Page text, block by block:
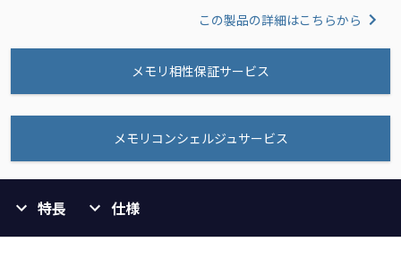
この製品の詳細はこちらから
メモリ相性保証サービス
メモリコンシェルジュサービス
特長 仕様